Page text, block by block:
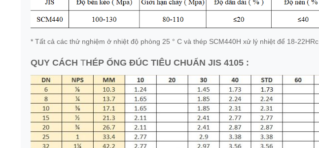
* Tất cả các thử nghiệm ở nhiệt độ phòng 25 ° C và thép SCM440H xử lý nhiệt để 18-22HRc
QUY CÁCH THÉP ỐNG ĐÚC TIÊU CHUẨN JIS 4105 :